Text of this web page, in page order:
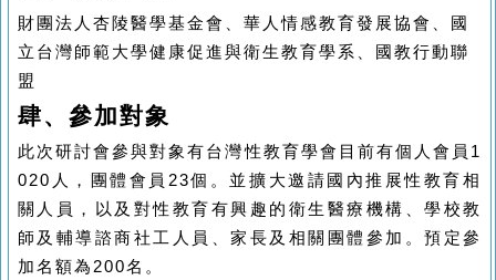
財團法人杏陵醫學基金會、華人情感教育發展協會、國
立台灣師範大學健康促進與衛生教育學系、國教行動聯
盟
肆、參加對象
此次研討會參與對象有台灣性教育學會目前有個人會員 1
020 人，團體會員 23個。並擴大邀請國內推展性教育相
關人員，以及對性教育有興趣的衛生醫療機構、學校教
師及輔導諮商社工人員
、家長及相關團體 參加。預定參
加名額為200名。